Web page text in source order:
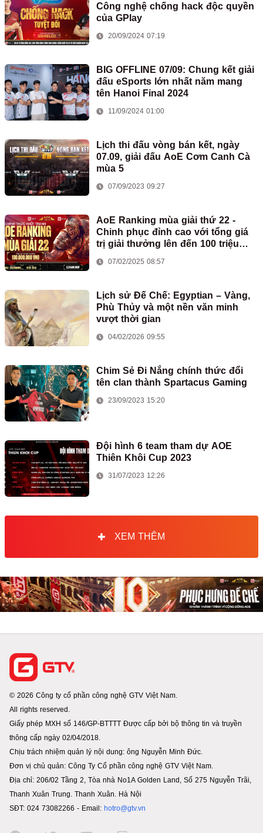
Công nghệ chống hack độc quyền
của GPlay
20/09/2024 07:19
BIG OFFLINE 07/09: Chung kết giải
đấu eSports lớn nhất năm mang
tên Hanoi Final 2024
11/09/2024 01:00
Lịch thi đấu vòng bán kết, ngày
07.09, giải đấu AoE Cơm Canh Cà
mùa 5
07/09/2023 09:27
AoE Ranking mùa giải thứ 22 -
Chinh phục đỉnh cao với tổng giá
trị giải thưởng lên đến 100 triệu
07/02/2025 08:57
Lịch sử Đế Chế: Egyptian – Vàng,
Phù Thủy và một nền văn minh
vượt thời gian
04/02/2026 09:55
Chim Sẻ Đi Nắng chính thức đổi
tên clan thành Spartacus Gaming
23/09/2023 15:20
Đội hình 6 team tham dự AOE
Thiên Khôi Cup 2023
31/07/2023 12:26
XEM THÊM
© 2026 Công ty cổ phần công nghệ GTV Việt Nam.
All rights reserved.
Giấy phép MXH số 146/GP-BTTTT Được cấp bởi bộ thông tin và truyền
thông cấp ngày 02/04/2018.
Chịu trách nhiệm quản lý nội dung: ông Nguyễn Minh Đức.
Đơn vị chủ quản: Công Ty Cổ phần công nghệ GTV Việt Nam.
Địa chỉ: 206/02 Tầng 2, Tòa nhà No1A Golden Land, Số 275 Nguyễn Trãi,
Thanh Xuân Trung. Thanh Xuân. Hà Nội
SĐT: 024 73082266 - Email: hotro@gtv.vn